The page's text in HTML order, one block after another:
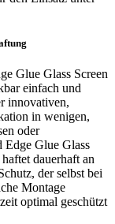
Glue Glass Screen
einfach und
innovativen,
in wenigen,
oder
Glue Glass
dauerhaft an
der selbst bei
Montage
optimal geschützt